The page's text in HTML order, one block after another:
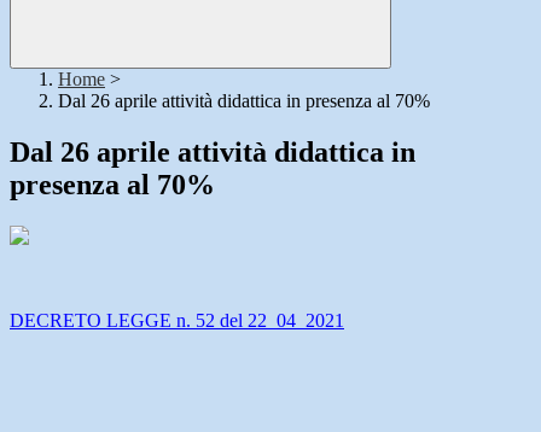
Home >
Dal 26 aprile attività didattica in presenza al 70%
Dal 26 aprile attività didattica in
presenza al 70%
DECRETO LEGGE n. 52 del 22_04_2021